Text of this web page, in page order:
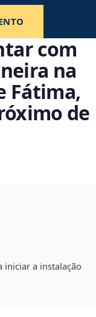
com
na
Fátima,
de
iniciar a instalação